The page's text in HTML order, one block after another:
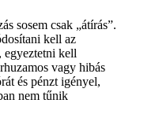
sosem csak „átírás”.
kell az
egyeztetni kell
vagy hibás
és pénzt igényel,
nem tűnik